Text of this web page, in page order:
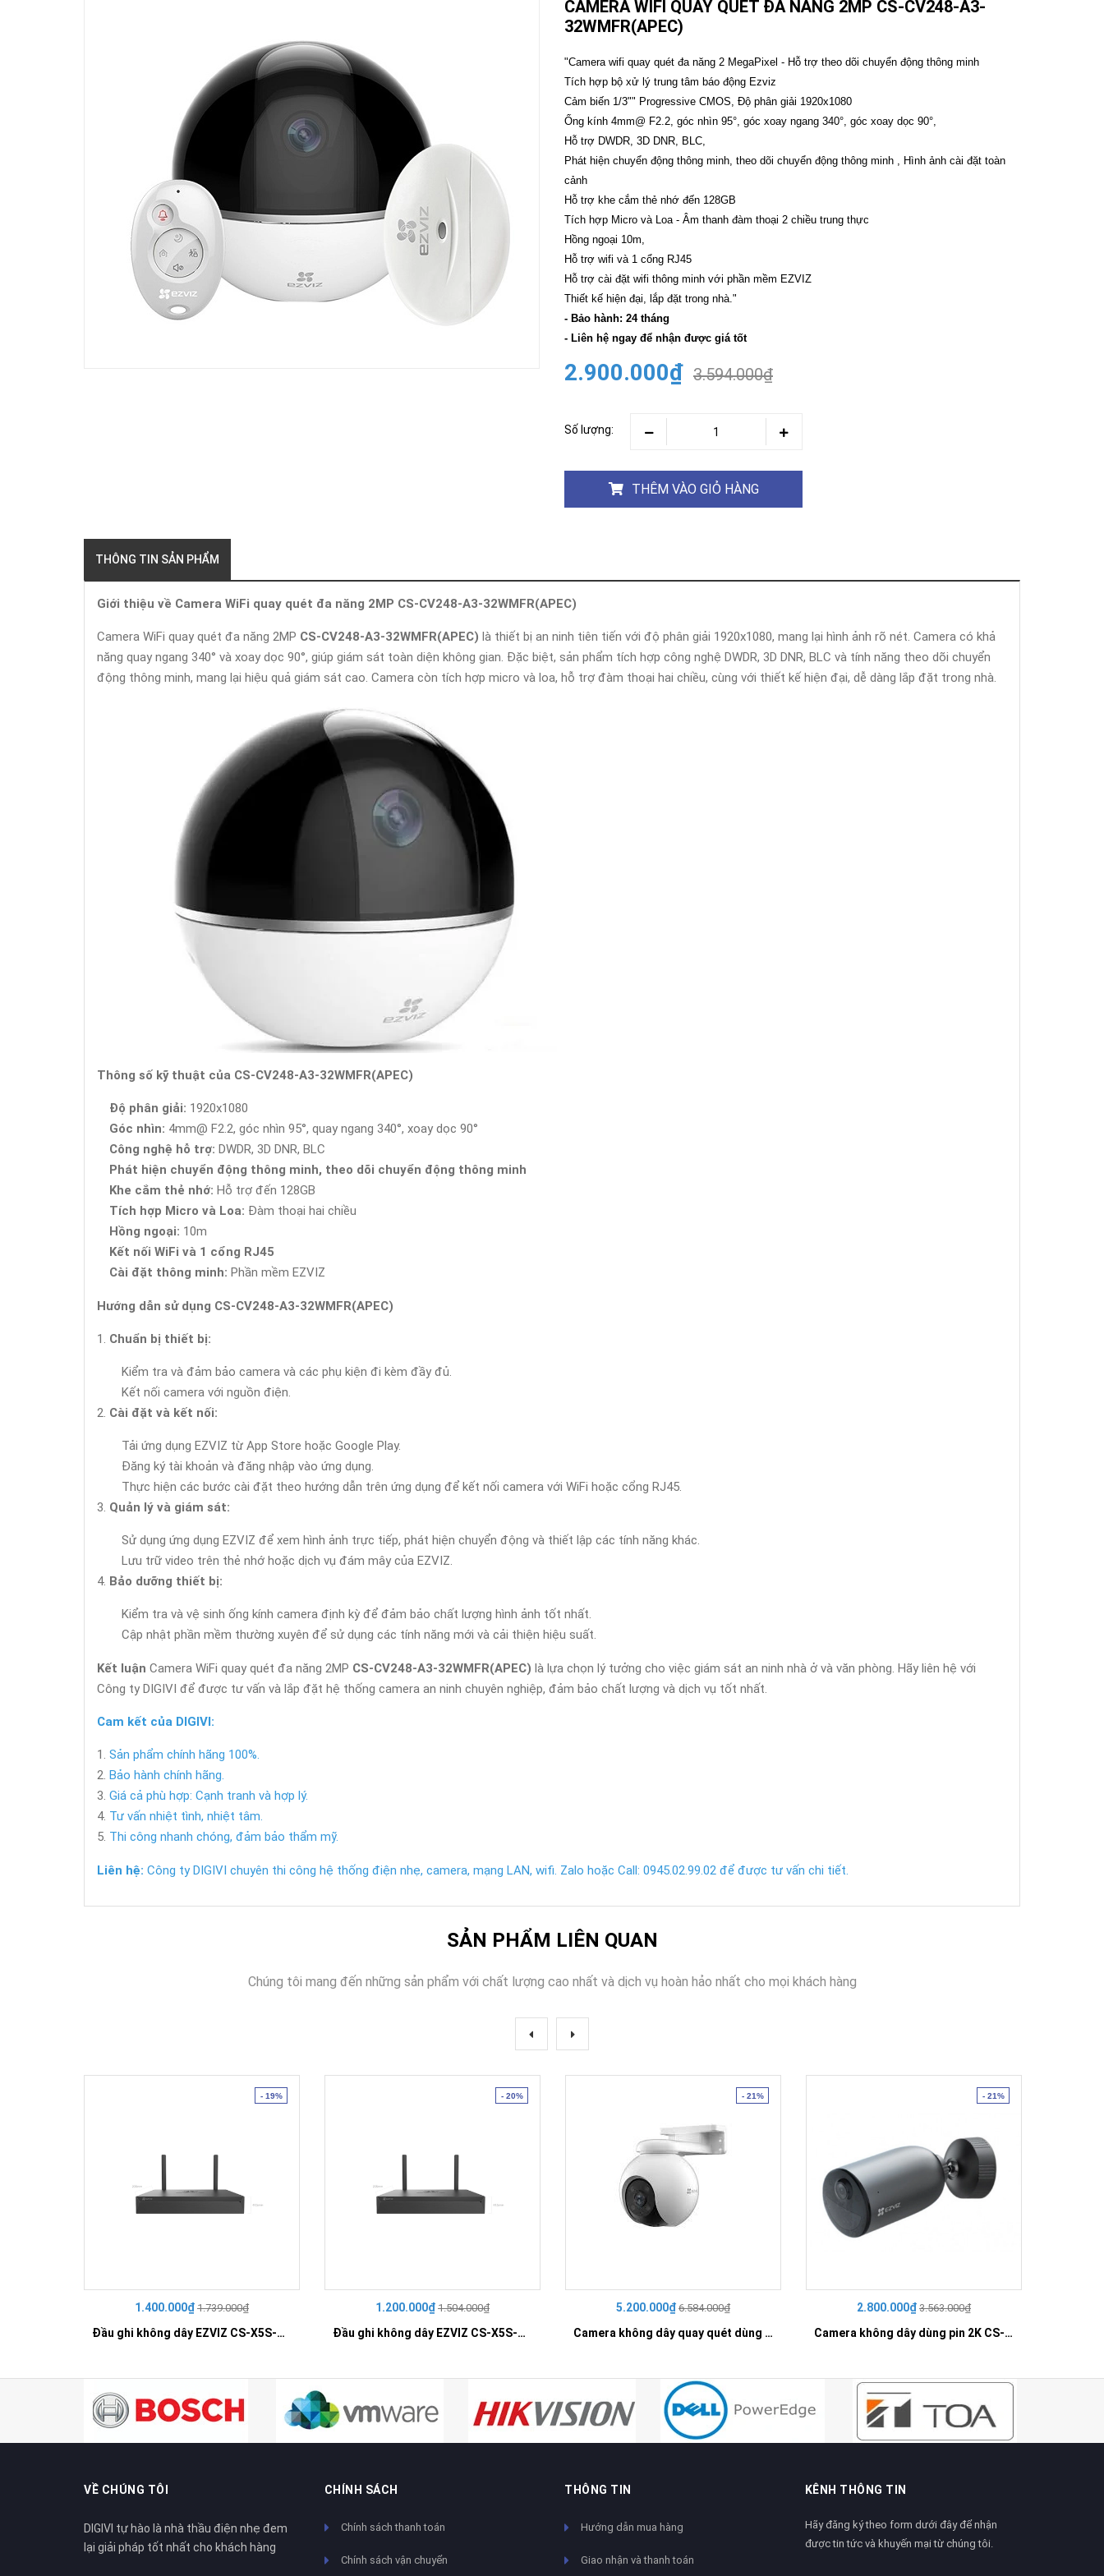
CAMERA
ĐỘNG
Hikvision
Camera
Tiandy
THIẾT
BỊ
HỌP
TRỰC
TUYẾN
Maxhub
Màn
hình
MAXHUB
M27
THIẾT
MINH
HOMEGY
Khóa
BỊ
MINH
HUAWEI
CAMERA WIFI QUAY QUÉT ĐA NĂNG 2MP CS-CV248-A3-
32WMFR(APEC)
"Camera wifi quay quét đa năng 2 MegaPixel - Hỗ trợ theo dõi chuyển động thông minh
Tích hợp bộ xử lý trung tâm báo động Ezviz
Cảm biến 1/3"" Progressive CMOS, Độ phân giải 1920x1080
Ống kính 4mm@ F2.2, góc nhìn 95°, góc xoay ngang 340°, góc xoay dọc 90°,
Hỗ trợ DWDR, 3D DNR, BLC,
Phát hiện chuyển động thông minh, theo dõi chuyển động thông minh , Hình ảnh cài đặt toàn
cảnh
Hỗ trợ khe cắm thẻ nhớ đến 128GB
Tích hợp Micro và Loa - Âm thanh đàm thoại 2 chiều trung thực
Hồng ngoại 10m,
Hỗ trợ wifi và 1 cổng RJ45
Hỗ trợ cài đặt wifi thông minh với phần mềm EZVIZ
Thiết kế hiện đại, lắp đặt trong nhà."
- Bảo hành: 24 tháng
- Liên hệ ngay để nhận được giá tốt
2.900.000₫ 3.594.000₫
Số lượng:
THÊM VÀO GIỎ HÀNG
THÔNG TIN SẢN PHẨM
Giới thiệu về Camera WiFi quay quét đa năng 2MP CS-CV248-A3-32WMFR(APEC)
Camera WiFi quay quét đa năng 2MP CS-CV248-A3-32WMFR(APEC) là thiết bị an ninh tiên tiến với độ phân giải 1920x1080, mang lại hình ảnh rõ nét. Camera có khả
năng quay ngang 340° và xoay dọc 90°, giúp giám sát toàn diện không gian. Đặc biệt, sản phẩm tích hợp công nghệ DWDR, 3D DNR, BLC và tính năng theo dõi chuyển
động thông minh, mang lại hiệu quả giám sát cao. Camera còn tích hợp micro và loa, hỗ trợ đàm thoại hai chiều, cùng với thiết kế hiện đại, dễ dàng lắp đặt trong nhà.
Thông số kỹ thuật của CS-CV248-A3-32WMFR(APEC)
Độ phân giải: 1920x1080
Góc nhìn: 4mm@ F2.2, góc nhìn 95°, quay ngang 340°, xoay dọc 90°
Công nghệ hỗ trợ: DWDR, 3D DNR, BLC
Phát hiện chuyển động thông minh, theo dõi chuyển động thông minh
Khe cắm thẻ nhớ: Hỗ trợ đến 128GB
Tích hợp Micro và Loa: Đàm thoại hai chiều
Hồng ngoại: 10m
Kết nối WiFi và 1 cổng RJ45
Cài đặt thông minh: Phần mềm EZVIZ
Hướng dẫn sử dụng CS-CV248-A3-32WMFR(APEC)
Chuẩn bị thiết bị:
Kiểm tra và đảm bảo camera và các phụ kiện đi kèm đầy đủ.
Kết nối camera với nguồn điện.
Cài đặt và kết nối:
Tải ứng dụng EZVIZ từ App Store hoặc Google Play.
Đăng ký tài khoản và đăng nhập vào ứng dụng.
Thực hiện các bước cài đặt theo hướng dẫn trên ứng dụng để kết nối camera với WiFi hoặc cổng RJ45.
Quản lý và giám sát:
Sử dụng ứng dụng EZVIZ để xem hình ảnh trực tiếp, phát hiện chuyển động và thiết lập các tính năng khác.
Lưu trữ video trên thẻ nhớ hoặc dịch vụ đám mây của EZVIZ.
Bảo dưỡng thiết bị:
Kiểm tra và vệ sinh ống kính camera định kỳ để đảm bảo chất lượng hình ảnh tốt nhất.
Cập nhật phần mềm thường xuyên để sử dụng các tính năng mới và cải thiện hiệu suất.
Kết luận Camera WiFi quay quét đa năng 2MP CS-CV248-A3-32WMFR(APEC) là lựa chọn lý tưởng cho việc giám sát an ninh nhà ở và văn phòng. Hãy liên hệ với
Công ty DIGIVI để được tư vấn và lắp đặt hệ thống camera an ninh chuyên nghiệp, đảm bảo chất lượng và dịch vụ tốt nhất.
Cam kết của DIGIVI:
Sản phẩm chính hãng 100%.
Bảo hành chính hãng.
Giá cả phù hợp: Cạnh tranh và hợp lý.
Tư vấn nhiệt tình, nhiệt tâm.
Thi công nhanh chóng, đảm bảo thẩm mỹ.
Liên hệ: Công ty DIGIVI chuyên thi công hệ thống điện nhẹ, camera, mạng LAN, wifi. Zalo hoặc Call: 0945.02.99.02 để được tư vấn chi tiết.
SẢN PHẨM LIÊN QUAN
Chúng tôi mang đến những sản phẩm với chất lượng cao nhất và dịch vụ hoàn hảo nhất cho mọi khách hàng
- 19%
1.400.000₫ 1.739.000₫
Đầu ghi không dây EZVIZ CS-X5S-R100-8W
- 20%
1.200.000₫ 1.504.000₫
Đầu ghi không dây EZVIZ CS-X5S-R100-4W
- 21%
5.200.000₫ 6.584.000₫
Camera không dây quay quét dùng pin 4G 2K CS-EB8-R100-1K3FL4GA
- 21%
2.800.000₫ 3.563.000₫
Camera không dây dùng pin 2K CS-EB3-R100-2C3WFL
VỀ CHÚNG TÔI
DIGIVI tự hào là nhà thầu điện nhẹ đem
lại giải pháp tốt nhất cho khách hàng
CHÍNH SÁCH
Chính sách thanh toán
Chính sách vận chuyển
THÔNG TIN
Hướng dẫn mua hàng
Giao nhận và thanh toán
KÊNH THÔNG TIN
Hãy đăng ký theo form dưới đây để nhận
được tin tức và khuyến mại từ chúng tôi.